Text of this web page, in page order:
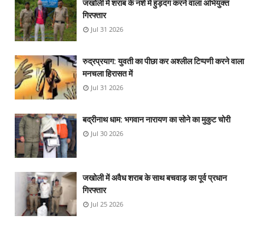
जखोली में शराब के नशे में हुड़दंग करने वाला अभियुक्त
गिरफ्तार
Jul 31 2026
रुद्रप्रयाग: युवती का पीछा कर अश्लील टिप्पणी करने वाला
मनचला हिरासत में
Jul 31 2026
बद्रीनाथ धाम: भगवान नारायण का सोने का मुकुट चोरी
Jul 30 2026
जखोली में अवैध शराब के साथ बचवाड़ का पूर्व प्रधान
गिरफ्तार
Jul 25 2026